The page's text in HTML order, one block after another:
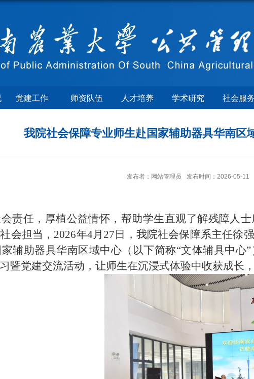
党建工作 师资队伍 人才培养 学术研究 社会服务
我院社会保障专业师生赴国家辅助器具华南区
发布者：网站管理员 发布时间：2026-05-11
责任，厚植公益情怀，帮助学生直观了解残障人
会担当， 2026年4月27日， 我院社会保障系主任徐
辅助器具华南区域中心（以下简称“文体辅具中
暨党建交流活动，让师生在沉浸式体验中收获成长